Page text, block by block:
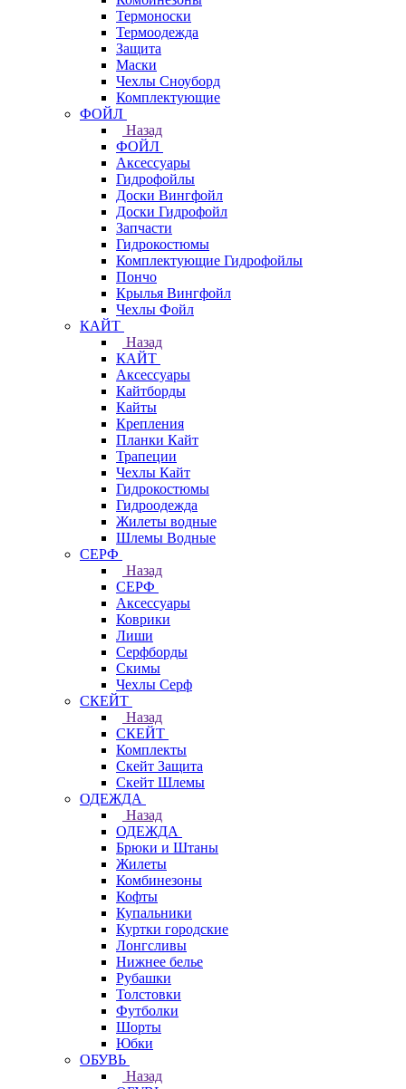
Термоноски
Термоодежда
Защита
Маски
Чехлы Сноуборд
Комплектующие
ФОЙЛ
Назад
ФОЙЛ
Аксессуары
Гидрофойлы
Доски Вингфойл
Доски Гидрофойл
Запчасти
Гидрокостюмы
Комплектующие Гидрофойлы
Пончо
Крылья Вингфойл
Чехлы Фойл
КАЙТ
Назад
КАЙТ
Аксессуары
Кайтборды
Кайты
Крепления
Планки Кайт
Трапеции
Чехлы Кайт
Гидрокостюмы
Гидроодежда
Жилеты водные
Шлемы Водные
СЕРФ
Назад
СЕРФ
Аксессуары
Коврики
Лиши
Серфборды
Скимы
Чехлы Cерф
СКЕЙТ
Назад
СКЕЙТ
Комплекты
Скейт Защита
Скейт Шлемы
ОДЕЖДА
Назад
ОДЕЖДА
Брюки и Штаны
Жилеты
Комбинезоны
Кофты
Купальники
Куртки городские
Лонгсливы
Нижнее белье
Рубашки
Толстовки
Футболки
Шорты
Юбки
ОБУВЬ
Назад